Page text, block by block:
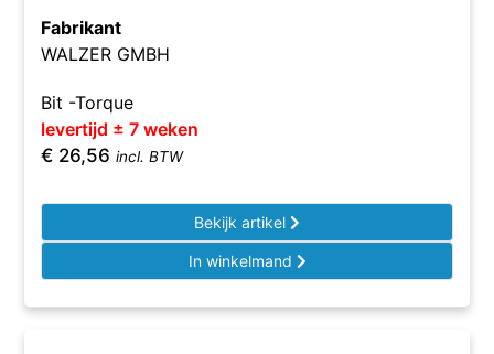
Fabrikant
WALZER GMBH
Bit -Torque
levertijd ± 7 weken
€ 26,56 incl. BTW
Bekijk artikel
In winkelmand